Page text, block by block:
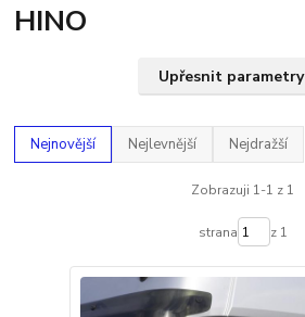
HINO
Upřesnit parametry
Nejnovější Nejlevnější Nejdražší
Zobrazuji 1-1 z 1
strana z 1